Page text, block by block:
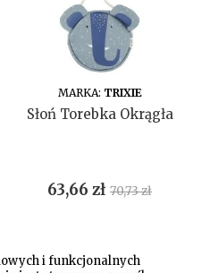
DO KOSZYKA
MARKA: TRIXIE
Słoń Torebka Okrągła
Cena
63,66 zł Cena
70,73 zł
i funkcjonalnych